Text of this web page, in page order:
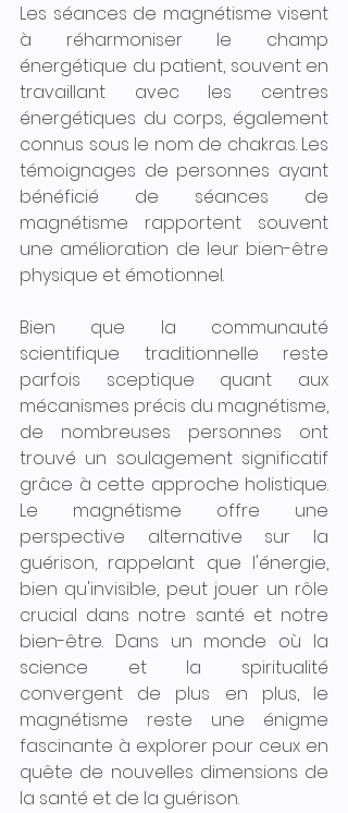
Les séances de magnétisme visent
à réharmoniser le champ
énergétique du patient, souvent en
travaillant avec les centres
énergétiques du corps, également
connus sous le nom de chakras. Les
témoignages de personnes ayant
bénéficié de séances de
magnétisme rapportent souvent
une amélioration de leur bien-être
physique et émotionnel.
Bien que la communauté
scientifique traditionnelle reste
parfois sceptique quant aux
mécanismes précis du magnétisme,
de nombreuses personnes ont
trouvé un soulagement significatif
grâce à cette approche holistique.
Le magnétisme offre une
perspective alternative sur la
guérison, rappelant que l'énergie,
bien qu'invisible, peut jouer un rôle
crucial dans notre santé et notre
bien-être. Dans un monde où la
science et la spiritualité
convergent de plus en plus, le
magnétisme reste une énigme
fascinante à explorer pour ceux en
quête de nouvelles dimensions de
la santé et de la guérison.